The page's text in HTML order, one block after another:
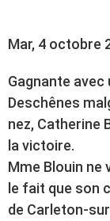
Mar, 4 octobre
Gagnante
Deschênes
nez, Catherine
la victoire.
Mme Blouin ne
le fait que son
de Carleton-